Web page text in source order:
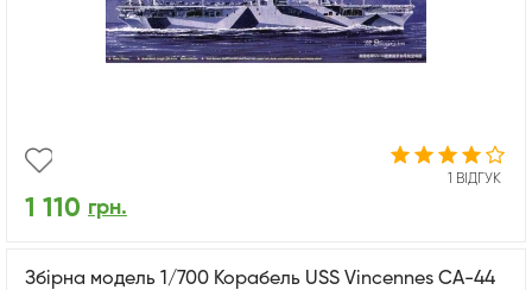
1 ВІДГУК
1 110 грн.
Збірна модель 1/700 Корабель USS Vincennes CA-44